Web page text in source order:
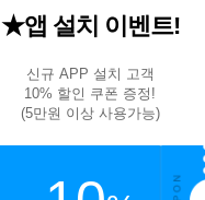
신규등록순
★앱 설치 이벤트!
신규 APP 설치 고객
10% 할인 쿠폰 증정!
(5만원 이상 사용가능)